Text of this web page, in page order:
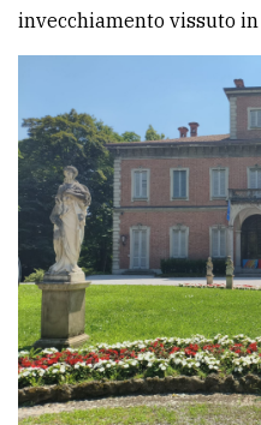
invecchiamento vissuto